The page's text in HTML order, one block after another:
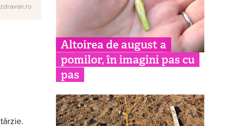
Altoirea de august a
pomilor, în imagini pas cu
pas